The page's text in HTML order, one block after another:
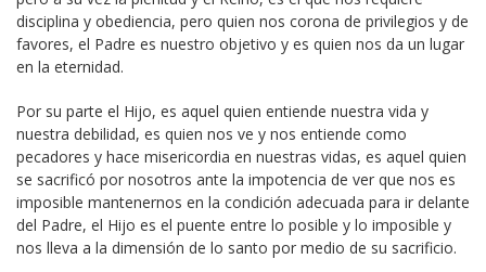
disciplina y obediencia, pero quien nos corona de privilegios y de
favores, el Padre es nuestro objetivo y es quien nos da un lugar
en la eternidad.
Por su parte el Hijo, es aquel quien entiende nuestra vida y
nuestra debilidad, es quien nos ve y nos entiende como
pecadores y hace misericordia en nuestras vidas, es aquel quien
se sacrificó por nosotros ante la impotencia de ver que nos es
imposible mantenernos en la condición adecuada para ir delante
del Padre, el Hijo es el puente entre lo posible y lo imposible y
nos lleva a la dimensión de lo santo por medio de su sacrificio.